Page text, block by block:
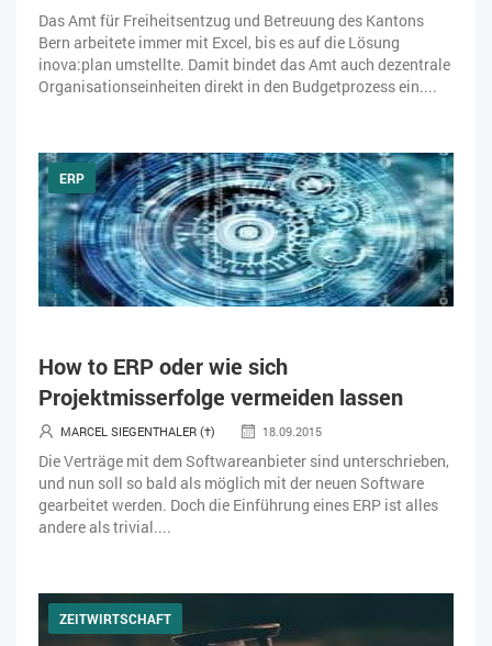
Das Amt für Freiheitsentzug und Betreuung des Kantons
Bern arbeitete immer mit Excel, bis es auf die Lösung
inova:plan umstellte. Damit bindet das Amt auch dezentrale
Organisationseinheiten direkt in den Budgetprozess ein....
ERP
How to ERP oder wie sich
Projektmisserfolge vermeiden lassen
MARCEL SIEGENTHALER (†) 18.09.2015
Die Verträge mit dem Softwareanbieter sind unterschrieben,
und nun soll so bald als möglich mit der neuen Software
gearbeitet werden. Doch die Einführung eines ERP ist alles
andere als trivial....
ZEITWIRTSCHAFT